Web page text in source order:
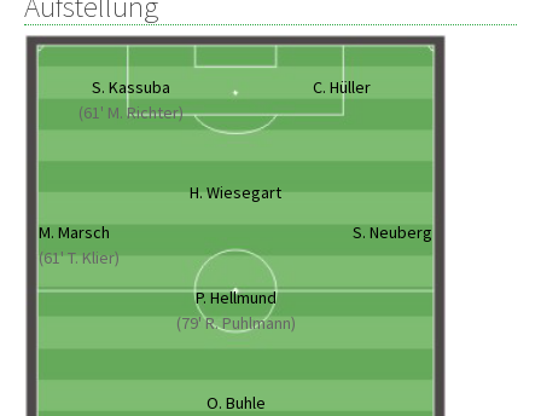
S. Kassuba
(61' M. Richter)
C. Hüller
H. Wiesegart
M. Marsch
(61' T. Klier)
S. Neuberg
P. Hellmund
(79' R. Puhlmann)
O. Buhle